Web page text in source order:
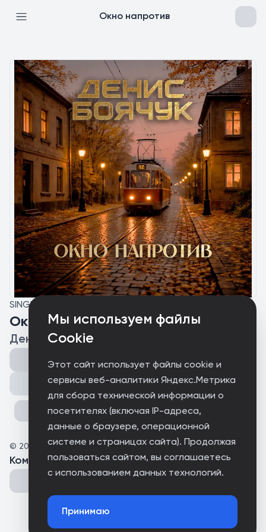
Мы используем файлы
Cookie
Этот сайт использует файлы cookie и
сервисы веб-аналитики Яндекс.Метрика
для сбора технической информации о
посетителях (включая IP-адреса,
данные о браузере, операционной
системе и страницах сайта). Продолжая
пользоваться сайтом, вы соглашаетесь
с использованием данных технологий.
Принимаю
Окно напротив
SINGLE
Окно напротив
Денис Боячук
Поделиться
© 2026 weloveemusic
Комментарии(0 )